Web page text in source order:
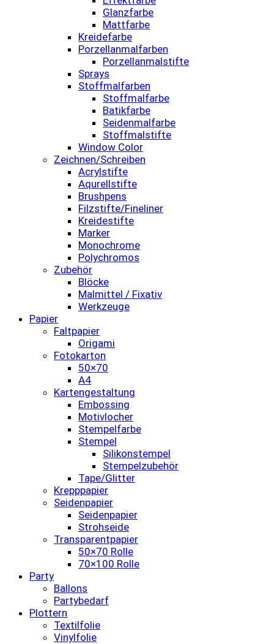
Glanzfarbe
Mattfarbe
Kreidefarbe
Porzellanmalfarben
Porzellanmalstifte
Sprays
Stoffmalfarben
Stoffmalfarbe
Batikfarbe
Seidenmalfarbe
Stoffmalstifte
Window Color
Zeichnen/Schreiben
Acrylstifte
Aqurellstifte
Brushpens
Filzstifte/Fineliner
Kreidestifte
Marker
Monochrome
Polychromos
Zubehör
Blöcke
Malmittel / Fixativ
Werkzeuge
Papier
Faltpapier
Origami
Fotokarton
50×70
A4
Kartengestaltung
Embossing
Motivlocher
Stempelfarbe
Stempel
Silikonstempel
Stempelzubehör
Tape/Glitter
Krepppapier
Seidenpapier
Seidenpapier
Strohseide
Transparentpapier
50×70 Rolle
70×100 Rolle
Party
Ballons
Partybedarf
Plottern
Textilfolie
Vinylfolie